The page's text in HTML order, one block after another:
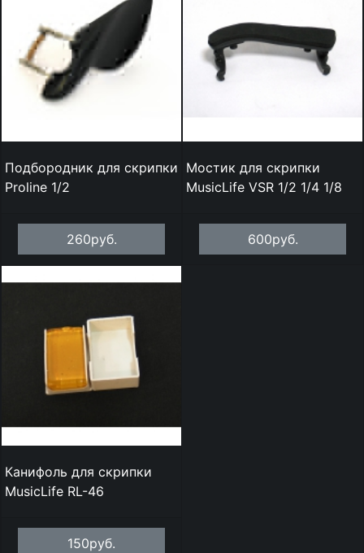
Подбородник для скрипки
Proline 1/2
260руб.
Мостик для скрипки
MusicLife VSR 1/2 1/4 1/8
600руб.
Канифоль для скрипки
MusicLife RL-46
150руб.